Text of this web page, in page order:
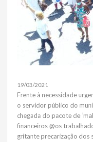
19/03/2021
Frente à necessidade
o servidor público do
chegada do pacote de
financeiros @os
gritante precarização dos